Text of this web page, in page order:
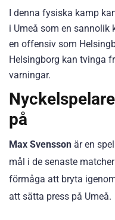
I denna fysiska kamp
i Umeå som en
en offensiv som
Helsingborg kan tvinga
varningar.
på
Max Svensson är en
mål i de senaste
förmåga att bryta
att sätta press på Umeå.